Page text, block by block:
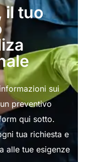
il tuo
sui
preventivo
qui sotto.
tua richiesta e
alle tue esigenze